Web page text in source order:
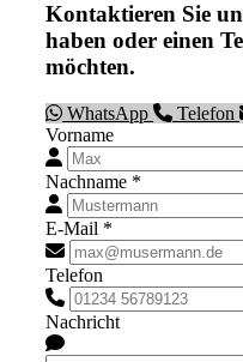
Kontaktieren Sie
haben oder einen
möchten.
WhatsApp Telefon
Vorname
Nachname *
E-Mail *
Telefon
Nachricht